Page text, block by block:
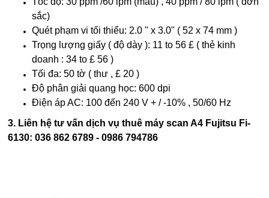
sắc)
Quét phạm vi tối thiểu: 2.0 " x 3.0" ( 52 x 74 mm )
Trọng lượng giấy ( độ dày ): 11 to 56 £ ( thẻ kinh
doanh : 34 to £ 56 )
Tối đa: 50 tờ ( thư , £ 20 )
Độ phân giải quang học: 600 dpi
Điện áp AC: 100 đến 240 V + / -10% , 50/60 Hz
3. Liên hệ tư vấn dịch vụ thuê máy scan A4 Fujitsu Fi-
6130: 036 862 6789 - 0986 794786